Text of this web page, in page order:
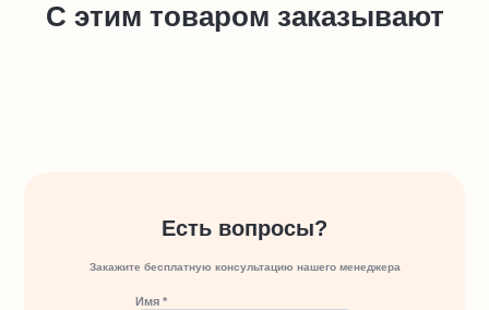
С этим товаром заказывают
Есть вопросы?
Закажите бесплатную консультацию нашего менеджера
Имя *